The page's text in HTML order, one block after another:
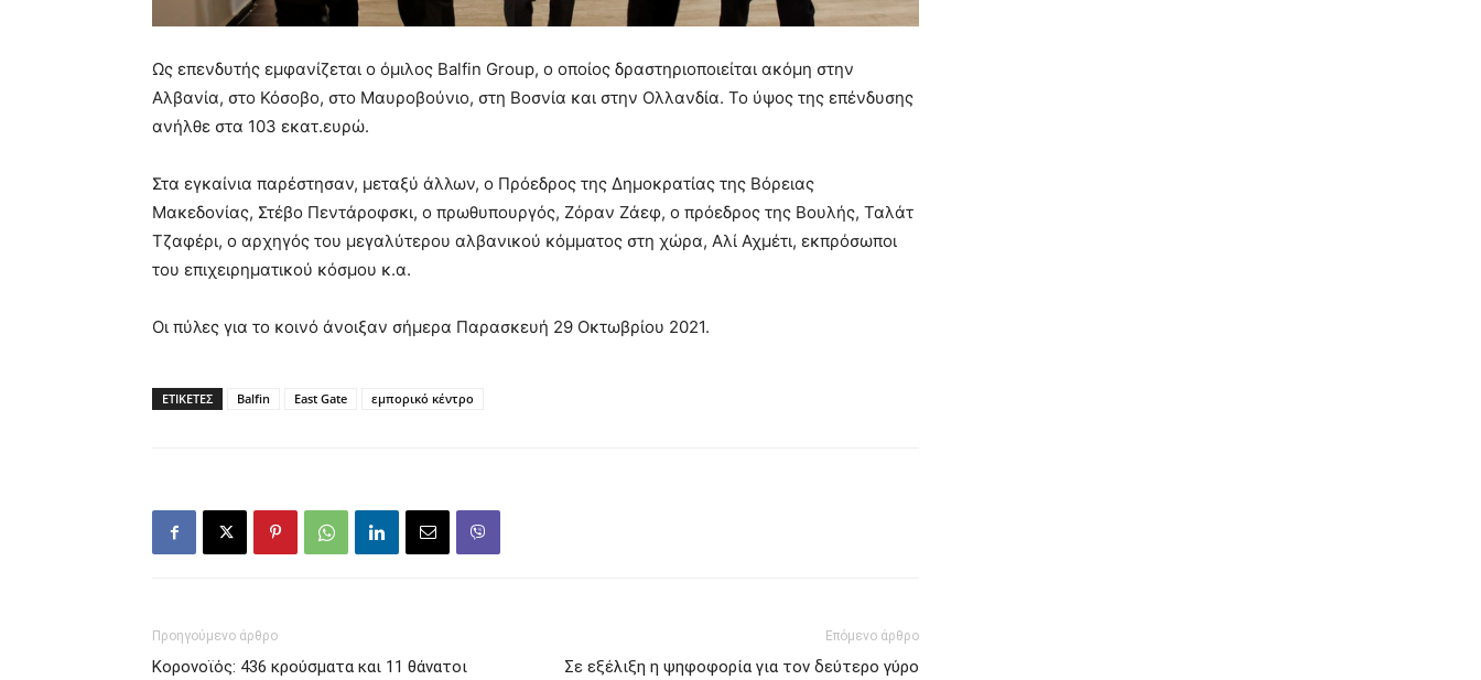
Ως επενδυτής εμφανίζεται ο όμιλος Balfin Group, ο οποίος δραστηριοποιείται ακόμη στην
Αλβανία, στο Κόσοβο, στο Μαυροβούνιο, στη Βοσνία και στην Ολλανδία. Το ύψος της επένδυσης
ανήλθε στα 103 εκατ.ευρώ.
Στα εγκαίνια παρέστησαν, μεταξύ άλλων, ο Πρόεδρος της Δημοκρατίας της Βόρειας
Μακεδονίας, Στέβο Πεντάροφσκι, ο πρωθυπουργός, Ζόραν Ζάεφ, ο πρόεδρος της Βουλής, Ταλάτ
Τζαφέρι, ο αρχηγός του μεγαλύτερου αλβανικού κόμματος στη χώρα, Αλί Αχμέτι, εκπρόσωποι
του επιχειρηματικού κόσμου κ.α.
Οι πύλες για το κοινό άνοιξαν σήμερα Παρασκευή 29 Οκτωβρίου 2021.
ΕΤΙΚΕΤΕΣ Balfin East Gate εμπορικό κέντρο
Προηγούμενο άρθρο
Κορονοϊός: 436 κρούσματα και 11 θάνατοι
Επόμενο άρθρο
Σε εξέλιξη η ψηφοφορία για τον δεύτερο γύρο